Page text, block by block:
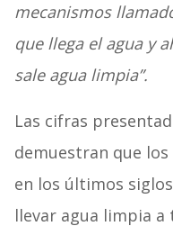
mecanismos
que llega el agua y
sale agua limpia”.
Las cifras
demuestran que
en los últimos
llevar agua limpia